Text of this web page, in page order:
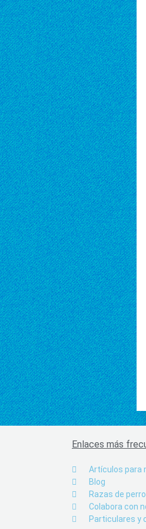
Enlaces más
Artículos para
Blog
Razas de
Colabora con
Particulares y